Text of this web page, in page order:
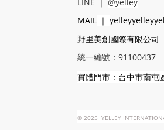
MAIL ｜
野里美創國際有限公司
統一編號：91100437
實體門市：台中市南屯
© 2025 YELLEY